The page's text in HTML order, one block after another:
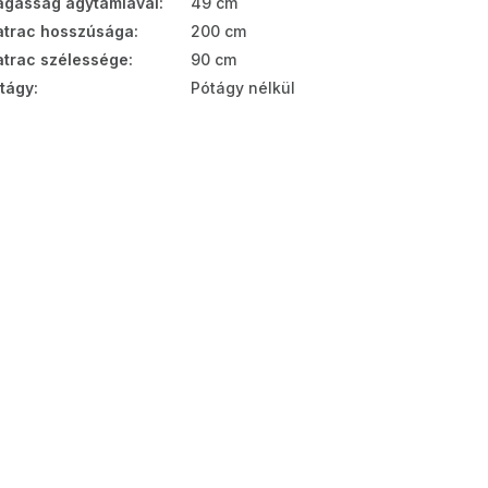
hosszúsága:
200 cm
szélessége:
90 cm
: Pótágy nélkül